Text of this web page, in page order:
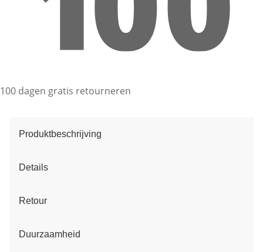
100 dagen gratis retourneren
Produktbeschrijving
Details
Retour
Duurzaamheid